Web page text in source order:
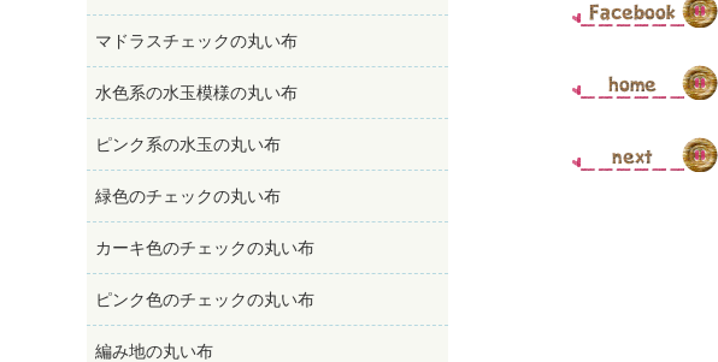
マドラスチェックの丸い布
水色系の水玉模様の丸い布
ピンク系の水玉の丸い布
緑色のチェックの丸い布
カーキ色のチェックの丸い布
ピンク色のチェックの丸い布
編み地の丸い布